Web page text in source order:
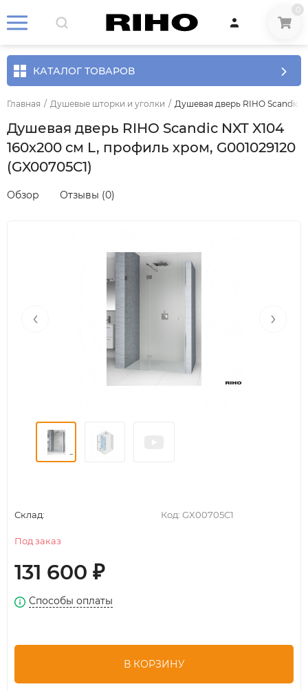
КАТАЛОГ ТОВАРОВ
Главная / Душевые шторки и уголки / Душевая дверь RIHO Scandic
Душевая дверь RIHO Scandic NXT X104
160х200 см L, профиль хром, G001029120
(GX00705C1)
Обзор Отзывы (0)
‹ ›
Код: GX00705C1
Склад:
Под заказ
131 600 ₽
Способы оплаты
В КОРЗИНУ